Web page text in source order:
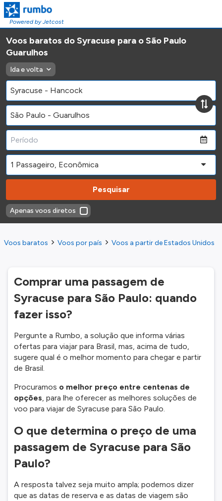
Powered by Jetcost
Voos baratos do Syracuse para o São Paulo
Guarulhos
Ida e volta
Pesquisar
Apenas voos diretos
Voos baratos Voos por país Voos a partir de Estados Unidos
Comprar uma passagem de
Syracuse para São Paulo: quando
fazer isso?
Pergunte a Rumbo, a solução que informa várias
ofertas para viajar para Brasil, mas, acima de tudo,
sugere qual é o melhor momento para chegar e partir
de Brasil.
Procuramos o melhor preço entre centenas de
opções, para lhe oferecer as melhores soluções de
voo para viajar de Syracuse para São Paulo.
O que determina o preço de uma
passagem de Syracuse para São
Paulo?
A resposta talvez seja muito ampla; podemos dizer
que as datas de reserva e as datas de viagem são